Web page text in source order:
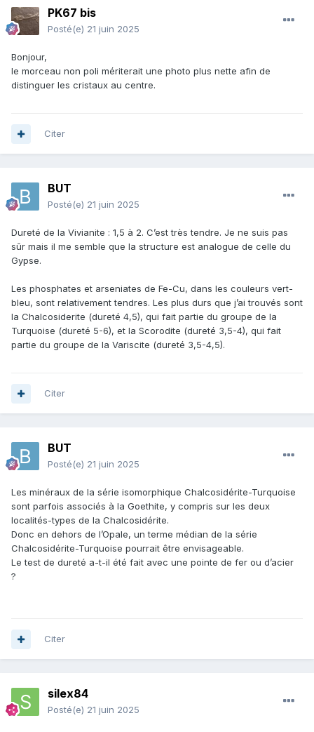
PK67 bis
Posté(e) 21 juin 2025
Bonjour,
le morceau non poli mériterait une photo plus nette afin de
distinguer les cristaux au centre.
Citer
BUT
Posté(e) 21 juin 2025
Dureté de la Vivianite : 1,5 à 2. C’est très tendre. Je ne suis pas
sûr mais il me semble que la structure est analogue de celle du
Gypse.
Les phosphates et arseniates de Fe-Cu, dans les couleurs vert-
bleu, sont relativement tendres. Les plus durs que j’ai trouvés sont
la Chalcosiderite (dureté 4,5), qui fait partie du groupe de la
Turquoise (dureté 5-6), et la Scorodite (dureté 3,5-4), qui fait
partie du groupe de la Variscite (dureté 3,5-4,5).
Citer
BUT
Posté(e) 21 juin 2025
Les minéraux de la série isomorphique Chalcosidérite-Turquoise
sont parfois associés à la Goethite, y compris sur les deux
localités-types de la Chalcosidérite.
Donc en dehors de l’Opale, un terme médian de la série
Chalcosidérite-Turquoise pourrait être envisageable.
Le test de dureté a-t-il été fait avec une pointe de fer ou d’acier
?
Citer
silex84
Posté(e) 21 juin 2025